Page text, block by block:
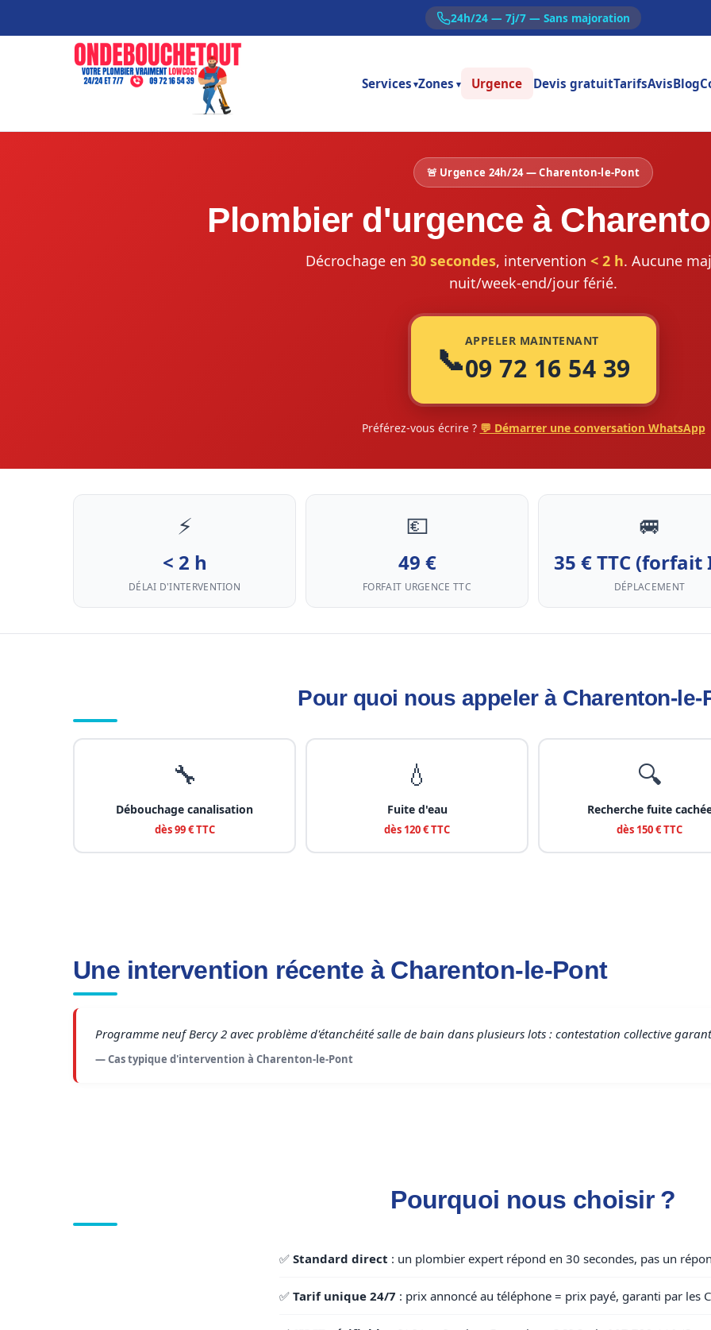
24h/24 — 7j/7 — Sans majoration
Services ▾Zones ▾ Urgence Devis gratuitTarifsAvisBlog
🚨 Urgence 24h/24 — Charenton-le-Pont
Plombier d'urgence à
Décrochage en 30 secondes, intervention < 2 h. Aucune
nuit/week-end/jour férié.
📞APPELER MAINTENANT
09 72 16 54 39
Préférez-vous écrire ? 💬 Démarrer une conversation WhatsApp
⚡
< 2 h
DÉLAI D'INTERVENTION
💶
49 €
FORFAIT URGENCE TTC
🚐
35 € TTC (forfait
DÉPLACEMENT
Pour quoi nous appeler à Charenton-le-
🔧
Débouchage canalisation
dès 99 € TTC
💧
Fuite d'eau
dès 120 € TTC
🔍
Recherche fuite
dès 150 € TTC
Une intervention récente à Charenton-le-Pont
Programme neuf Bercy 2 avec problème d'étanchéité salle de bain dans plusieurs lots : contestation collective
— Cas typique d'intervention à Charenton-le-Pont
Pourquoi nous choisir ?
✅ Standard direct : un plombier expert répond en 30 secondes, pas un
✅ Tarif unique 24/7 : prix annoncé au téléphone = prix payé, garanti par les